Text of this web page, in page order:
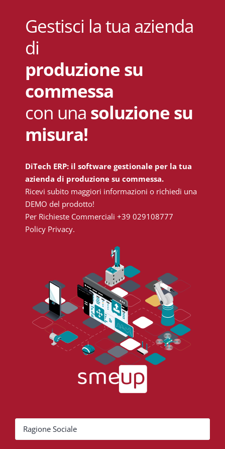
Gestisci la tua azienda
di
produzionesu
commessa
con una soluzione su
misura!
DiTech ERP: il software gestionale per la tua
azienda di produzione su commessa.
Ricevi subito maggiori informazioni o richiedi una
DEMO del prodotto!
Per Richieste Commerciali +39 029108777
Policy Privacy.